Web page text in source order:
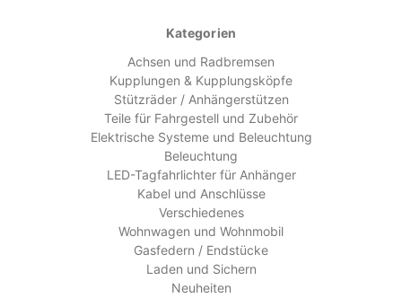
Kategorien
Achsen und Radbremsen
Kupplungen & Kupplungsköpfe
Stützräder / Anhängerstützen
Teile für Fahrgestell und Zubehör
Elektrische Systeme und Beleuchtung
Beleuchtung
LED-Tagfahrlichter für Anhänger
Kabel und Anschlüsse
Verschiedenes
Wohnwagen und Wohnmobil
Gasfedern / Endstücke
Laden und Sichern
Neuheiten